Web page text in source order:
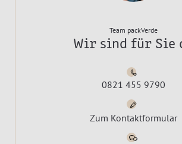
Team packVerde
Wir sind für Sie
0821 455 9790
Zum Kontaktformular